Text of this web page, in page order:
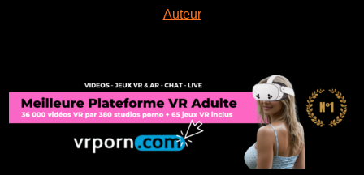
Auteur